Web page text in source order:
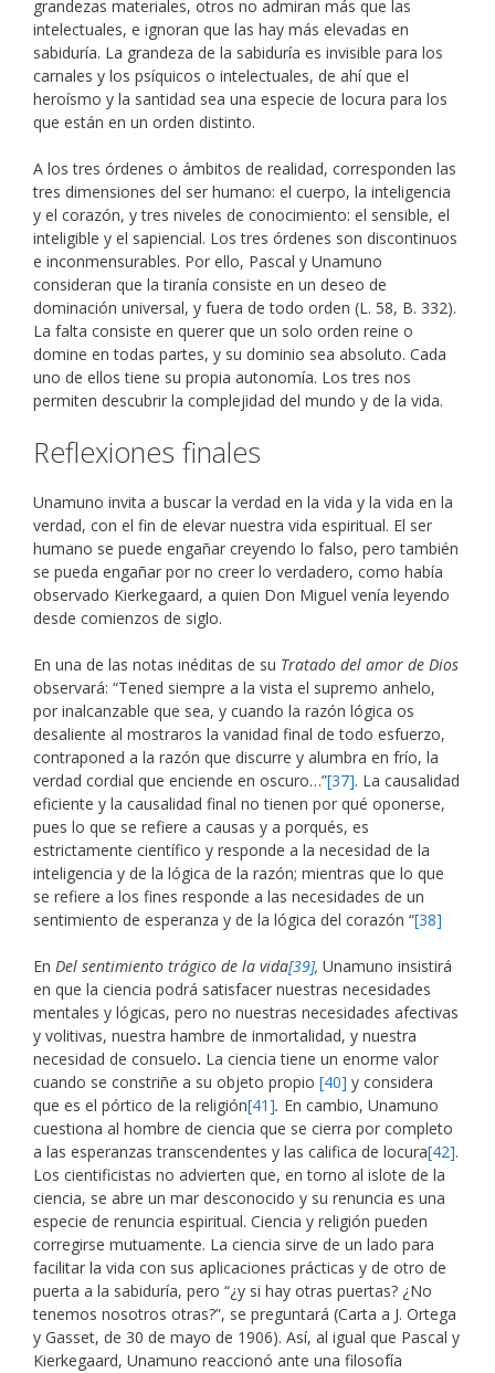
grandezas materiales, otros no admiran más que las
intelectuales, e ignoran que las hay más elevadas en
sabiduría. La grandeza de la sabiduría es invisible para los
carnales y los psíquicos o intelectuales, de ahí que el
heroísmo y la santidad sea una especie de locura para los
que están en un orden distinto.
A los tres órdenes o ámbitos de realidad, corresponden las
tres dimensiones del ser humano: el cuerpo, la inteligencia
y el corazón, y tres niveles de conocimiento: el sensible, el
inteligible y el sapiencial. Los tres órdenes son discontinuos
e inconmensurables. Por ello, Pascal y Unamuno
consideran que la tiranía consiste en un deseo de
dominación universal, y fuera de todo orden (L. 58, B. 332).
La falta consiste en querer que un solo orden reine o
domine en todas partes, y su dominio sea absoluto. Cada
uno de ellos tiene su propia autonomía. Los tres nos
permiten descubrir la complejidad del mundo y de la vida.
Reflexiones finales
Unamuno invita a buscar la verdad en la vida y la vida en la
verdad, con el fin de elevar nuestra vida espiritual. El ser
humano se puede engañar creyendo lo falso, pero también
se pueda engañar por no creer lo verdadero, como había
observado Kierkegaard, a quien Don Miguel venía leyendo
desde comienzos de siglo.
En una de las notas inéditas de su Tratado del amor de Dios
observará: “Tened siempre a la vista el supremo anhelo,
por inalcanzable que sea, y cuando la razón lógica os
desaliente al mostraros la vanidad final de todo esfuerzo,
contraponed a la razón que discurre y alumbra en frío, la
verdad cordial que enciende en oscuro…”[37]. La causalidad
eficiente y la causalidad final no tienen por qué oponerse,
pues lo que se refiere a causas y a porqués, es
estrictamente científico y responde a la necesidad de la
inteligencia y de la lógica de la razón; mientras que lo que
se refiere a los fines responde a las necesidades de un
sentimiento de esperanza y de la lógica del corazón “[38]
En Del sentimiento trágico de la vida[39], Unamuno insistirá
en que la ciencia podrá satisfacer nuestras necesidades
mentales y lógicas, pero no nuestras necesidades afectivas
y volitivas, nuestra hambre de inmortalidad, y nuestra
necesidad de consuelo. La ciencia tiene un enorme valor
cuando se constriñe a su objeto propio [40] y considera
que es el pórtico de la religión[41]. En cambio, Unamuno
cuestiona al hombre de ciencia que se cierra por completo
a las esperanzas transcendentes y las califica de locura[42].
Los cientificistas no advierten que, en torno al islote de la
ciencia, se abre un mar desconocido y su renuncia es una
especie de renuncia espiritual. Ciencia y religión pueden
corregirse mutuamente. La ciencia sirve de un lado para
facilitar la vida con sus aplicaciones prácticas y de otro de
puerta a la sabiduría, pero “¿y si hay otras puertas? ¿No
tenemos nosotros otras?”, se preguntará (Carta a J. Ortega
y Gasset, de 30 de mayo de 1906). Así, al igual que Pascal y
Kierkegaard, Unamuno reaccionó ante una filosofía